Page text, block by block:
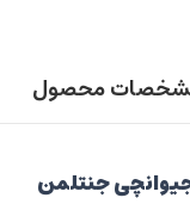
محصول
جنتلمن